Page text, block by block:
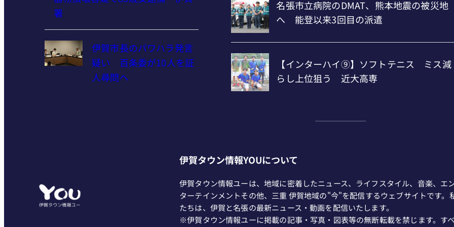
署
伊賀市長のパワハラ発言
疑い 百条委が10人を証
人尋問へ
伊賀タウン情報YOUについて
伊賀タウン情報ユーは、地域に密着したニュース、ライフスタイル、音楽、エ
ターテインメントその他、三重 伊賀地域の"今"を配信するウェブサイトです。
たちは、伊賀と名張の最新ニュース・動画を配信いたします。
※伊賀タウン情報ユーに掲載の記事・写真・図表等の無断転載を禁じます。すべ